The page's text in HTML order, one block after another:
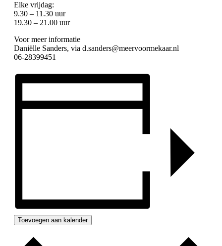
Elke vrijdag:
9.30 – 11.30 uur
19.30 – 21.00 uur
Voor meer informatie
Daniëlle Sanders, via d.sanders@meervoormekaar.nl
06-28399451
Toevoegen aan kalender